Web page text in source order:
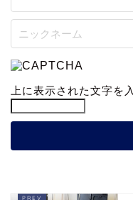
上に表示された文字を